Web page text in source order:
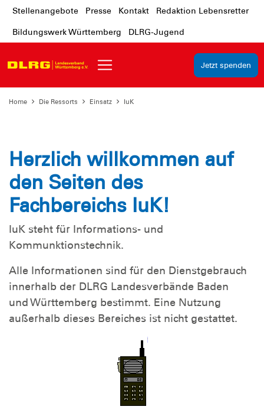
Stellenangebote Presse Kontakt Redaktion Lebensretter
Bildungswerk Württemberg DLRG-Jugend
Jetzt spenden
Home Die Ressorts Einsatz IuK
Herzlich willkommen auf
den Seiten des
Fachbereichs IuK!
IuK steht für Informations- und
Kommunktionstechnik.
Alle Informationen sind für den Dienstgebrauch
innerhalb der DLRG Landesverbände Baden
und Württemberg bestimmt. Eine Nutzung
außerhalb dieses Bereiches ist nicht gestattet.